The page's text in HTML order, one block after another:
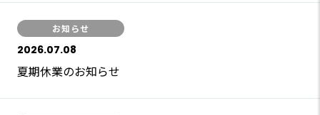
お知らせ
2026.07.08
夏期休業のお知らせ